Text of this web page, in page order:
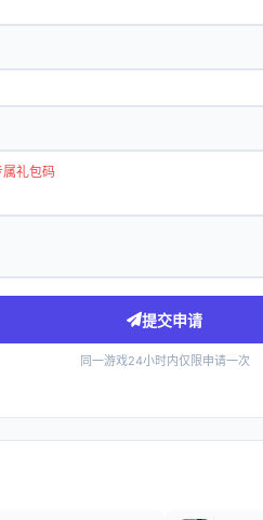
礼包码
提交申请
同一游戏24小时内仅限申请一次